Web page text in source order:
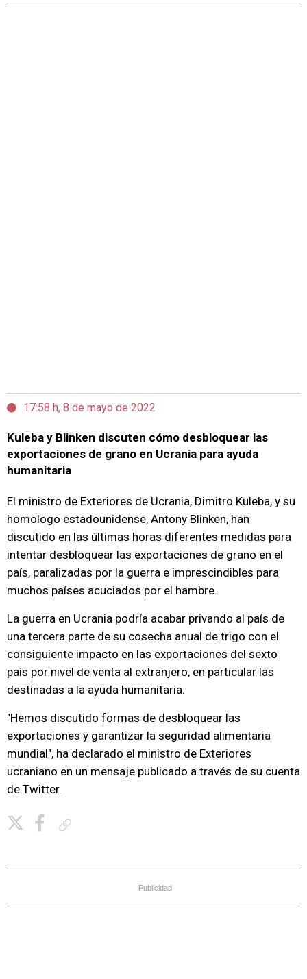
17:58 h, 8 de mayo de 2022
Kuleba y Blinken discuten cómo desbloquear las
exportaciones de grano en Ucrania para ayuda
humanitaria
El ministro de Exteriores de Ucrania, Dimitro Kuleba, y su
homologo estadounidense, Antony Blinken, han
discutido en las últimas horas diferentes medidas para
intentar desbloquear las exportaciones de grano en el
país, paralizadas por la guerra e imprescindibles para
muchos países acuciados por el hambre.
La guerra en Ucrania podría acabar privando al país de
una tercera parte de su cosecha anual de trigo con el
consiguiente impacto en las exportaciones del sexto
país por nivel de venta al extranjero, en particular las
destinadas a la ayuda humanitaria.
"Hemos discutido formas de desbloquear las
exportaciones y garantizar la seguridad alimentaria
mundial", ha declarado el ministro de Exteriores
ucraniano en un mensaje publicado a través de su cuenta
de Twitter.
Publicidad